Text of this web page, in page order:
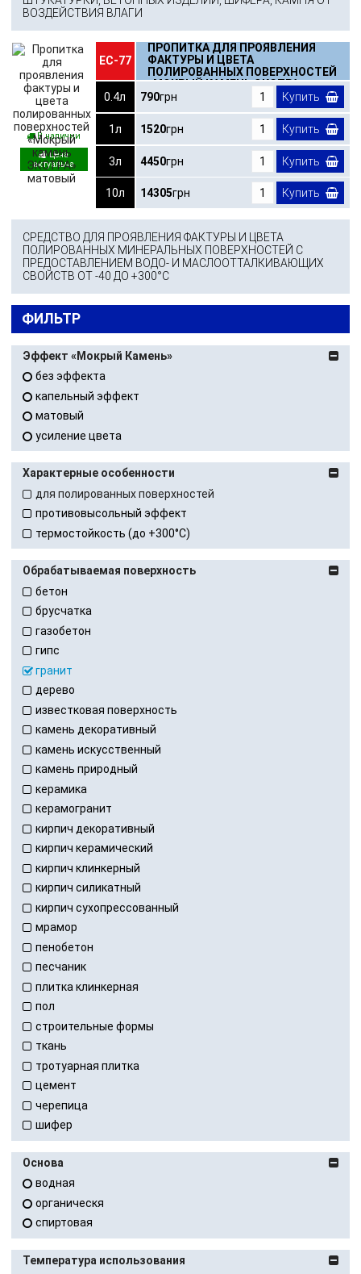
ВОЗДЕЙСТВИЯ ВЛАГИ
В наличии
ЕС-77
ПРОПИТКА ДЛЯ ПРОЯВЛЕНИЯ
ФАКТУРЫ И ЦВЕТА
ПОЛИРОВАННЫХ ПОВЕРХНОСТЕЙ
«МОКРЫЙ КАМЕНЬ ЭКСТРА»
МАТОВЫЙ
0.4л 790грн Купить
1л 1520грн Купить
3л 4450грн Купить
10л 14305грн Купить
СРЕДСТВО ДЛЯ ПРОЯВЛЕНИЯ ФАКТУРЫ И ЦВЕТА
ПОЛИРОВАННЫХ МИНЕРАЛЬНЫХ ПОВЕРХНОСТЕЙ С
ПРЕДОСТАВЛЕНИЕМ ВОДО- И МАСЛООТТАЛКИВАЮЩИХ
СВОЙСТВ ОТ -40 ДО +300°С
ФИЛЬТР
Эффект «Мокрый Камень»
без эффекта
капельный эффект
матовый
усиление цвета
Характерные особенности
для полированных поверхностей
противовысольный эффект
термостойкость (до +300°С)
Обрабатываемая поверхность
бетон
брусчатка
газобетон
гипс
гранит
дерево
известковая поверхность
камень декоративный
камень искусственный
камень природный
керамика
керамогранит
кирпич декоративный
кирпич керамический
кирпич клинкерный
кирпич силикатный
кирпич сухопрессованный
мрамор
пенобетон
песчаник
плитка клинкерная
пол
строительные формы
ткань
тротуарная плитка
цемент
черепица
шифер
Основа
водная
органическя
спиртовая
Температура использования